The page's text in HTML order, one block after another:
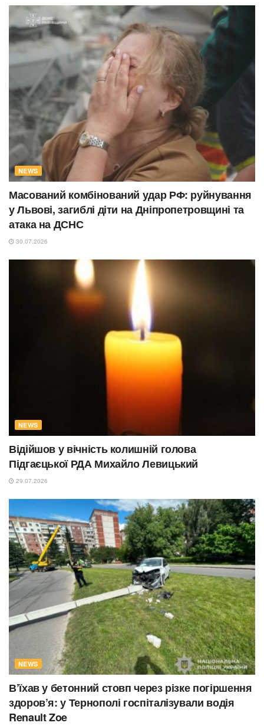
NEWS
Масований комбінований удар РФ: руйнування
у Львові, загиблі діти на Дніпропетровщині та
атака на ДСНС
30.07.2026
NEWS
Відійшов у вічність колишній голова
Підгаєцької РДА Михайло Левицький
29.07.2026
NEWS
В’їхав у бетонний стовп через різке погіршення
здоров’я: у Тернополі госпіталізували водія
Renault Zoe